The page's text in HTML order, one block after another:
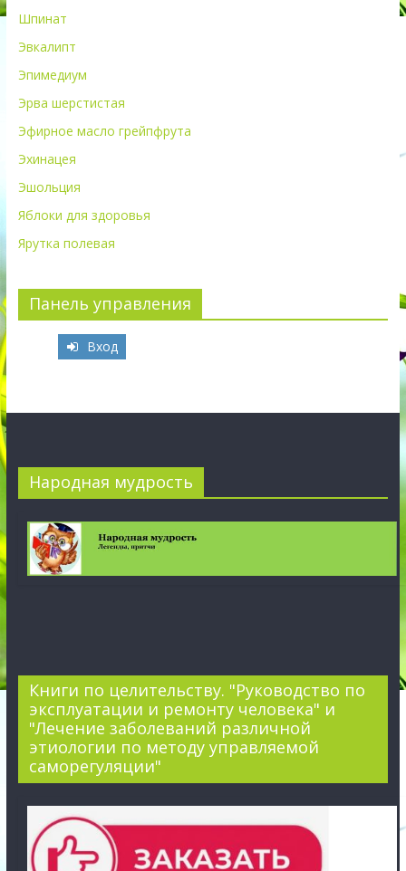
Шпинат
Эвкалипт
Эпимедиум
Эрва шерстистая
Эфирное масло грейпфрута
Эхинацея
Эшольция
Яблоки для здоровья
Ярутка полевая
Панель управления
Вход
Народная мудрость
Книги по целительству. "Руководство по
эксплуатации и ремонту человека" и
"Лечение заболеваний различной
этиологии по методу управляемой
саморегуляции"